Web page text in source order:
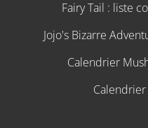
Fairy Tail : liste
Jojo's Bizarre
Calendrier